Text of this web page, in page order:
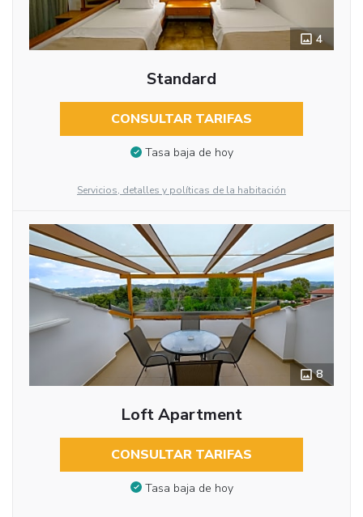
4
Standard
CONSULTAR TARIFAS
Tasa baja de hoy
Servicios, detalles y políticas de la habitación
8
Loft Apartment
CONSULTAR TARIFAS
Tasa baja de hoy